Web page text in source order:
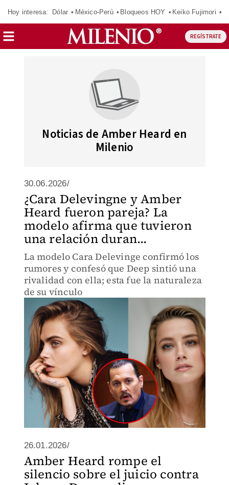
Hoy interesa: Dólar México-Perú Bloqueos HOY Keiko Fujimori
REGÍSTRATE
Noticias de Amber Heard en
Milenio
30.06.2026/
¿Cara Delevingne y Amber
Heard fueron pareja? La
modelo afirma que tuvieron
una relación duran...
La modelo Cara Delevinge confirmó los
rumores y confesó que Deep sintió una
rivalidad con ella; esta fue la naturaleza
de su vínculo
26.01.2026/
Amber Heard rompe el
silencio sobre el juicio contra